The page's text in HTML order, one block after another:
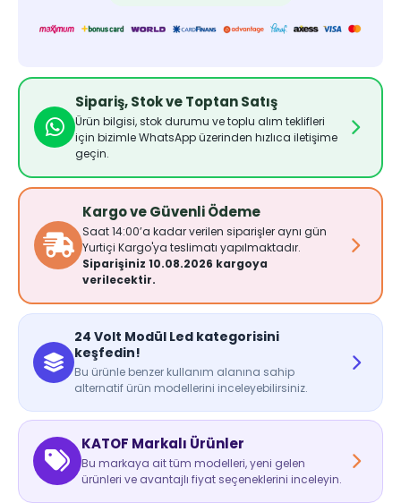
Sipariş, Stok ve Toptan Satış
Ürün bilgisi, stok durumu ve toplu alım teklifleri
için bizimle WhatsApp üzerinden hızlıca iletişime
geçin.
Kargo ve Güvenli Ödeme
Saat 14:00’a kadar verilen siparişler aynı gün
Yurtiçi Kargo'ya teslimatı yapılmaktadır.
Siparişiniz 10.08.2026 kargoya
verilecektir.
24 Volt Modül Led kategorisini
keşfedin!
Bu ürünle benzer kullanım alanına sahip
alternatif ürün modellerini inceleyebilirsiniz.
KATOF Markalı Ürünler
Bu markaya ait tüm modelleri, yeni gelen
ürünleri ve avantajlı fiyat seçeneklerini inceleyin.